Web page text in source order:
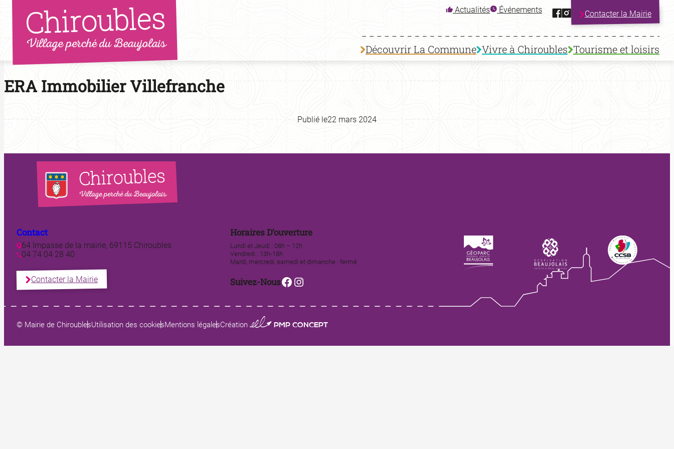
Aller
au
contenu
Actualités Événements Facebook
Instagram
Contacter la Mairie
Découvrir La Commune Vivre à Chiroubles Tourisme et loisirs
ERA Immobilier Villefranche
Publié le22 mars 2024
Contact
64 Impasse de la mairie, 69115 Chiroubles
04 74 04 28 40
Contacter la Mairie
Horaires D’ouverture
Lundi et Jeudi : 08h – 12h
Vendredi : 13h-18h
Mardi, mercredi, samedi et dimanche : fermé
Suivez-NousFacebook
Instagram
© Mairie de ChiroublesUtilisation des cookiesMentions légalesCréation 0123 PMP CONCEPT